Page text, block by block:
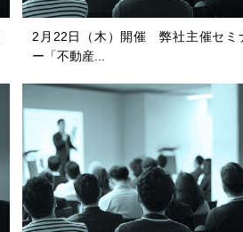
2月22日（木）開催 弊社主催セミ
ー「不動産...